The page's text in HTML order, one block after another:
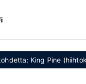
King Pine